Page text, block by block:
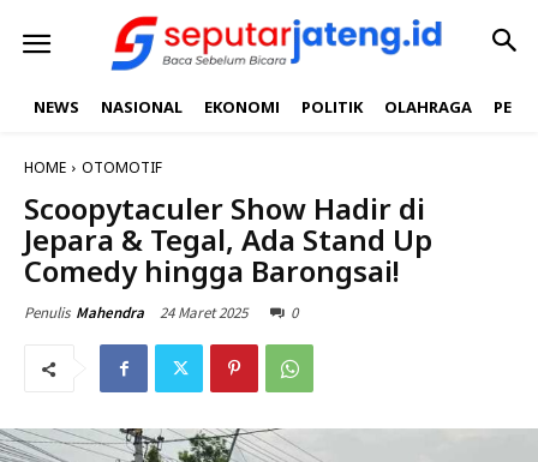
NEWS NASIONAL EKONOMI POLITIK OLAHRAGA
HOME OTOMOTIF
Scoopytaculer Show Hadir di
Jepara & Tegal, Ada Stand Up
Comedy hingga Barongsai!
Penulis Mahendra 24 Maret 2025 0